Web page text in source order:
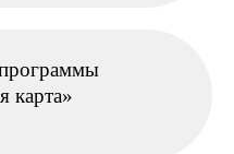
карта»